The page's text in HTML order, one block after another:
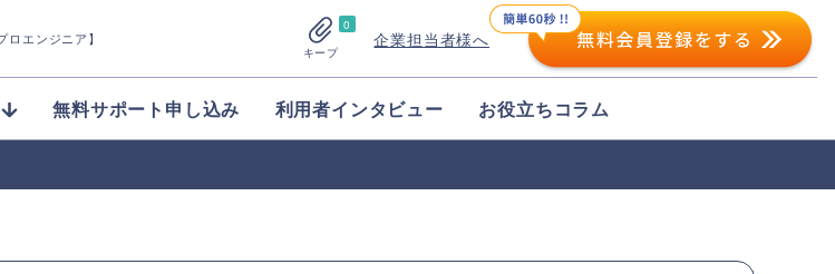
ロエンジニア】
0
キープ
企業担当者様へ
無料サポート申し込み 利用者インタビュー お役立ちコラム